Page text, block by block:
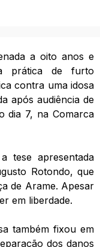
a oito anos e
prática de furto
contra uma idosa
após audiência de
dia 7, na Comarca
tese apresentada
Rotondo, que
de Arame. Apesar
em liberdade.
também fixou em
dos danos